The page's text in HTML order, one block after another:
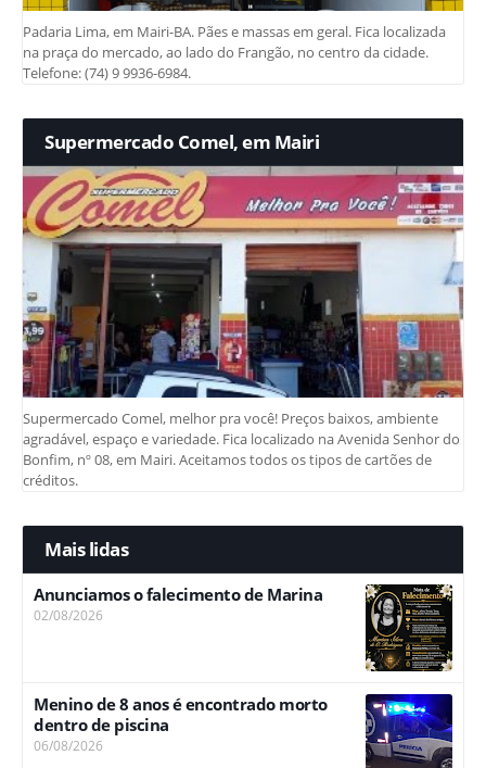
Padaria Lima, em Mairi-BA. Pães e massas em geral. Fica localizada
na praça do mercado, ao lado do Frangão, no centro da cidade.
Telefone: (74) 9 9936-6984.
Supermercado Comel, em Mairi
Supermercado Comel, melhor pra você! Preços baixos, ambiente
agradável, espaço e variedade. Fica localizado na Avenida Senhor do
Bonfim, nº 08, em Mairi. Aceitamos todos os tipos de cartões de
créditos.
Mais lidas
Anunciamos o falecimento de Marina
02/08/2026
Menino de 8 anos é encontrado morto
dentro de piscina
06/08/2026